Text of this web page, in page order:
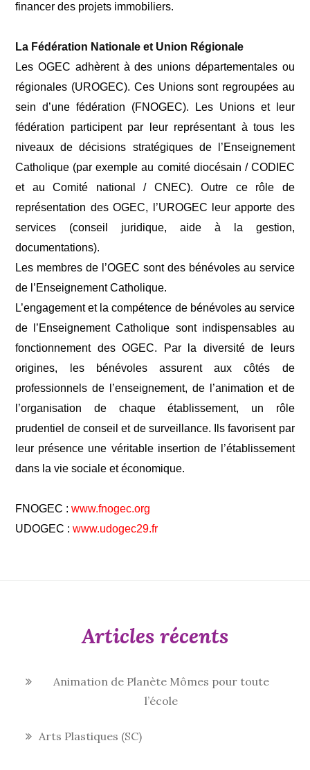
financer des projets immobiliers.
La Fédération Nationale et Union Régionale
Les OGEC adhèrent à des unions départementales ou
régionales (UROGEC). Ces Unions sont regroupées au
sein d’une fédération (FNOGEC). Les Unions et leur
fédération participent par leur représentant à tous les
niveaux de décisions stratégiques de l’Enseignement
Catholique (par exemple au comité diocésain / CODIEC
et au Comité national / CNEC). Outre ce rôle de
représentation des OGEC, l’UROGEC leur apporte des
services (conseil juridique, aide à la gestion,
documentations).
Les membres de l’OGEC sont des bénévoles au service
de l’Enseignement Catholique.
L’engagement et la compétence de bénévoles au service
de l’Enseignement Catholique sont indispensables au
fonctionnement des OGEC. Par la diversité de leurs
origines, les bénévoles assurent aux côtés de
professionnels de l’enseignement, de l’animation et de
l’organisation de chaque établissement, un rôle
prudentiel de conseil et de surveillance. Ils favorisent par
leur présence une véritable insertion de l’établissement
dans la vie sociale et économique.
FNOGEC :www.fnogec.org
UDOGEC :www.udogec29.fr
Articles récents
Animation de Planète Mômes pour toute
l’école
Arts Plastiques (SC)